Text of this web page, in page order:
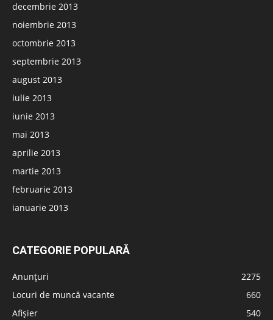
decembrie 2013
noiembrie 2013
octombrie 2013
septembrie 2013
august 2013
iulie 2013
iunie 2013
mai 2013
aprilie 2013
martie 2013
februarie 2013
ianuarie 2013
CATEGORIE POPULARĂ
Anunțuri
2275
Locuri de muncă vacante
660
Afișier
540